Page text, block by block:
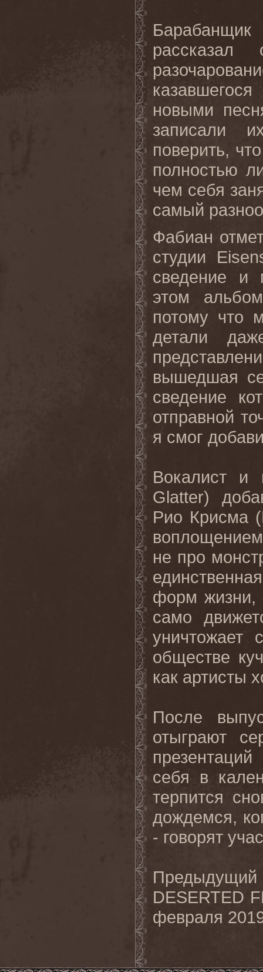
новыми
записали
поверить,
полностью
чем себя
самый
Фабиан
студии
сведение и
этом
потому что
детали
вышедшая
сведение
отправной
я смог
Вокалист и
Glatter)
Рио Крисма (
не про
форм жизни,
само
уничтожает
обществе
как артисты
После
отыграют
себя
в
терпится
дождемся,
- говорят
DESERTED
февраля